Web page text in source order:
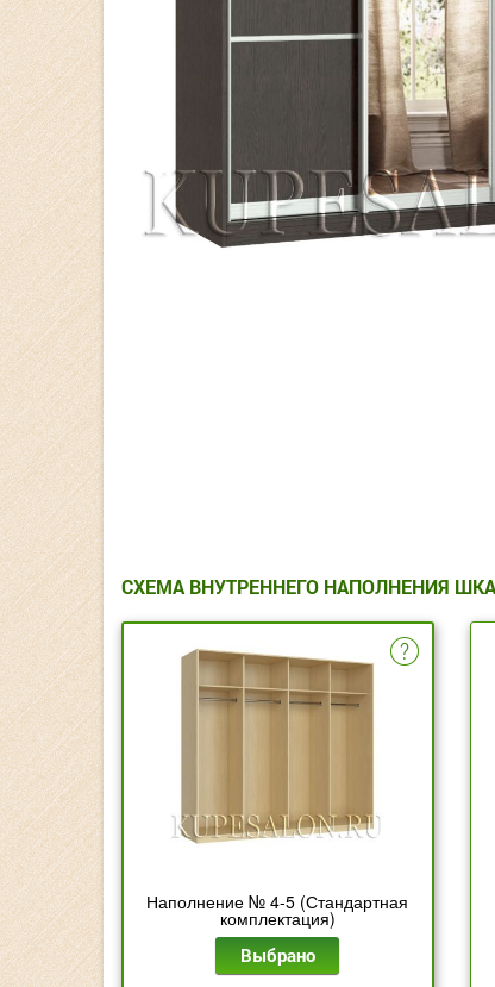
СХЕМА ВНУТРЕННЕГО НАПОЛНЕНИЯ
Наполнение № 4-5 (Стандартная
комплектация)
Выбрано